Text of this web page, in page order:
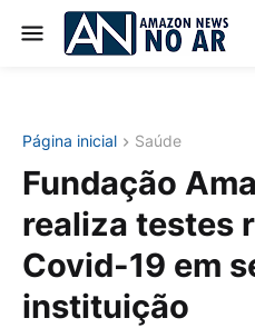
Página inicial Saúde
Fundação
realiza testes
Covid-19 em
instituição